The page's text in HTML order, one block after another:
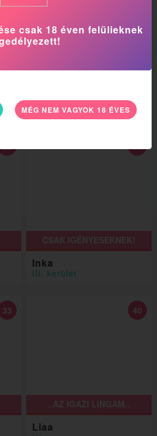
Bella2
II. kerület
22
CSAK IGÉNYESEKNEK!
Inka
III. kerület
35
33
..AZ IGAZI LINGAM..
Liaa
40
csak 18 éven felülieknek
MÉG NEM VAGYOK 18 ÉVES